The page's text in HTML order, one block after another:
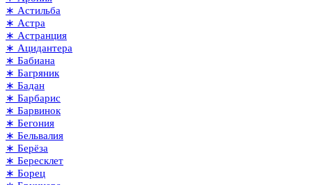
∗ Астильба
∗ Астра
∗ Астранция
∗ Ацидантера
∗ Бабиана
∗ Багряник
∗ Бадан
∗ Барбарис
∗ Барвинок
∗ Бегония
∗ Бельвалия
∗ Берёза
∗ Бересклет
∗ Борец